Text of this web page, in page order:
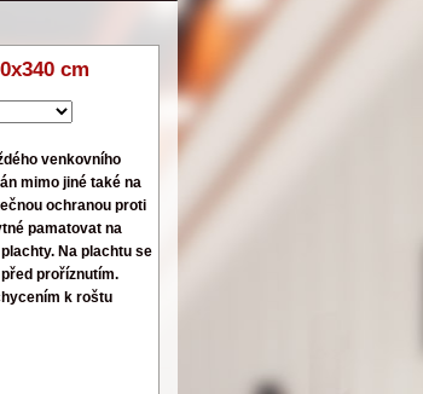
cm
venkovního
mimo jiné také na
ochranou proti
pamatovat na
Na plachtu se
proříznutím.
k roštu